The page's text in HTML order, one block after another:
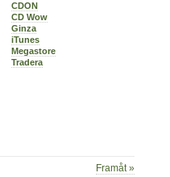
CDON
CD Wow
Ginza
iTunes
Megastore
Tradera
Framåt »